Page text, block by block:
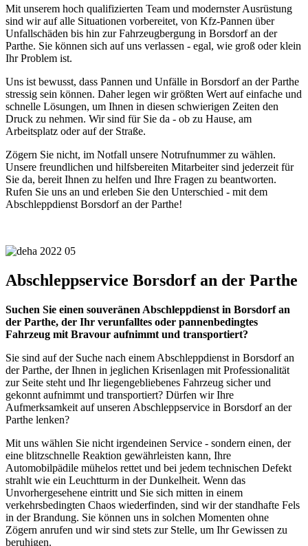
Mit unserem hoch qualifizierten Team und modernster Ausrüstung
sind wir auf alle Situationen vorbereitet, von Kfz-Pannen über
Unfallschäden bis hin zur Fahrzeugbergung in Borsdorf an der
Parthe. Sie können sich auf uns verlassen - egal, wie groß oder klein
Ihr Problem ist.
Uns ist bewusst, dass Pannen und Unfälle in Borsdorf an der Parthe
stressig sein können. Daher legen wir größten Wert auf einfache und
schnelle Lösungen, um Ihnen in diesen schwierigen Zeiten den
Druck zu nehmen. Wir sind für Sie da - ob zu Hause, am
Arbeitsplatz oder auf der Straße.
Zögern Sie nicht, im Notfall unsere Notrufnummer zu wählen.
Unsere freundlichen und hilfsbereiten Mitarbeiter sind jederzeit für
Sie da, bereit Ihnen zu helfen und Ihre Fragen zu beantworten.
Rufen Sie uns an und erleben Sie den Unterschied - mit dem
Abschleppdienst Borsdorf an der Parthe!
Abschleppservice Borsdorf an der Parthe
Suchen Sie einen souveränen Abschleppdienst in Borsdorf an
der Parthe, der Ihr verunfalltes oder pannenbedingtes
Fahrzeug mit Bravour aufnimmt und transportiert?
Sie sind auf der Suche nach einem Abschleppdienst in Borsdorf an
der Parthe, der Ihnen in jeglichen Krisenlagen mit Professionalität
zur Seite steht und Ihr liegengebliebenes Fahrzeug sicher und
gekonnt aufnimmt und transportiert? Dürfen wir Ihre
Aufmerksamkeit auf unseren Abschleppservice in Borsdorf an der
Parthe lenken?
Mit uns wählen Sie nicht irgendeinen Service - sondern einen, der
eine blitzschnelle Reaktion gewährleisten kann, Ihre
Automobilpädile mühelos rettet und bei jedem technischen Defekt
strahlt wie ein Leuchtturm in der Dunkelheit. Wenn das
Unvorhergesehene eintritt und Sie sich mitten in einem
verkehrsbedingten Chaos wiederfinden, sind wir der standhafte Fels
in der Brandung. Sie können uns in solchen Momenten ohne
Zögern anrufen und wir sind stets zur Stelle, um Ihr Gewissen zu
beruhigen.